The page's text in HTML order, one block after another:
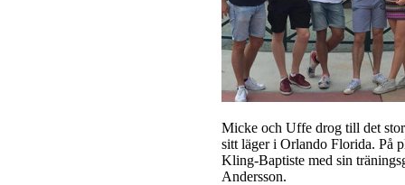
Micke och Uffe drog till det
sitt läger i Orlando Florida. På
Kling-Baptiste med sin
Andersson.